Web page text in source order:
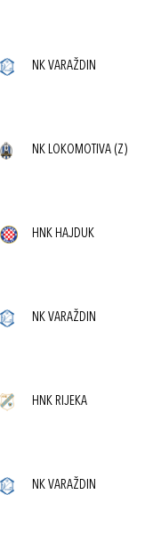
NK VARAŽDIN
NK LOKOMOTIVA (Z)
HNK HAJDUK
NK VARAŽDIN
HNK RIJEKA
NK VARAŽDIN